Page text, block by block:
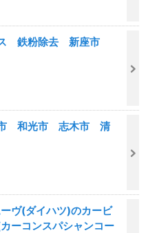
鉄粉除去 新座市
和光市 志木市 清
ヴ(ダイハツ)のカービ
ーコンスパシャンコー